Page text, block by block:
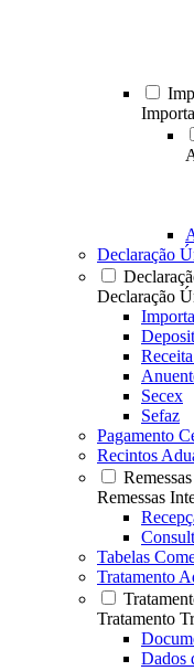
Declaração
Declaração
Secex
Sefaz
Pagamento
Recintos
Remessas
Tabelas
Tratamento
Tratamento
Dados